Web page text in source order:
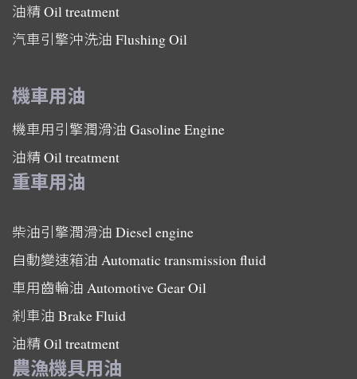
油精Oil treatment
汽車引擎沖洗油 Flushing Oil
機車用油
機車用引擎潤滑油 Gasoline Engine
油精Oil treatment
重車用油
柴油引擎潤滑油 Diesel engine
自動變速箱油 Automatic transmission fluid
車用齒輪油 Automotive Gear Oil
剎車油 Brake Fluid
油精Oil treatment
農漁機具用油